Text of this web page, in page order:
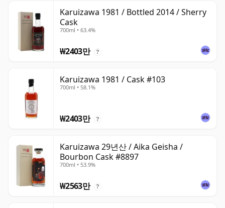
Karuizawa 1981 / Bottled 2014 / Sherry
Cask
700ml • 63.4%
₩2403만 ?
Karuizawa 1981 / Cask #103
700ml • 58.1%
₩2403만 ?
Karuizawa 29년산 / Aika Geisha /
Bourbon Cask #8897
700ml • 53.9%
₩2563만 ?